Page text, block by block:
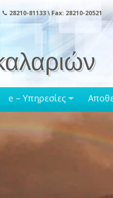
28210-81133 \ Fax: 28210-20521
e – Υπηρεσίες